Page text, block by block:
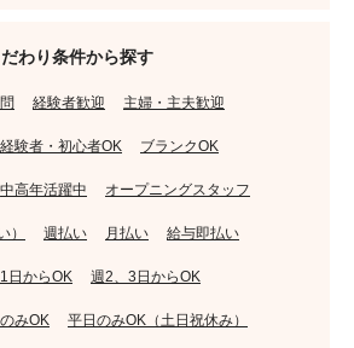
わり条件から探す
経験者歓迎 主婦・主夫歓迎
験者・初心者OK ブランクOK
中高年活躍中 オープニングスタッフ
） 週払い 月払い 給与即払い
日からOK 週2、3日からOK
みOK 平日のみOK（土日祝休み）